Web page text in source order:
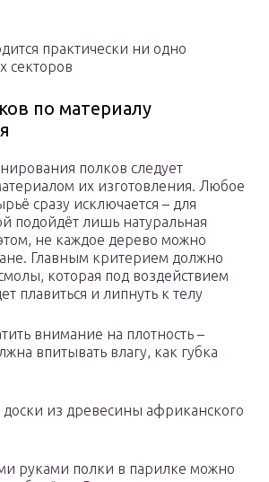
практически ни одно
секторов
по материалу
полков следует
их изготовления. Любое
сразу исключается – для
подойдёт лишь натуральная
не каждое дерево можно
Главным критерием должно
смолы, которая под воздействием
плавиться и липнуть к телу
внимание на плотность –
впитывать влагу, как губка
доски из древесины африканского
руками полки в парилке можно